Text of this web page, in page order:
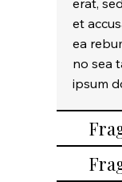
et
ea
no sea
ipsum